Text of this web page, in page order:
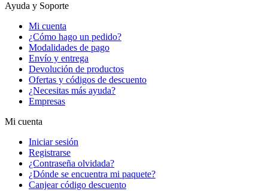
Ayuda y Soporte
Mi cuenta
¿Cómo hago un pedido?
Modalidades de pago
Envío y entrega
Devolución de productos
Ofertas y códigos de descuento
¿Necesitas más ayuda?
Empresas
Mi cuenta
Iniciar sesión
Registrarse
¿Contraseña olvidada?
¿Dónde se encuentra mi paquete?
Canjear código descuento